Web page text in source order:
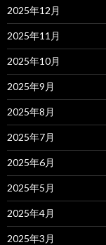
2025年12月
2025年11月
2025年10月
2025年9月
2025年8月
2025年7月
2025年6月
2025年5月
2025年4月
2025年3月